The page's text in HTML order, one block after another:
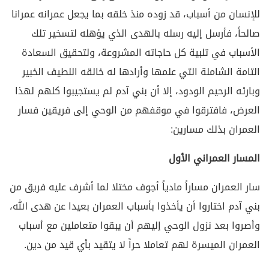
للإنسان من أسباب، قد زوده منذ خلقه بما يجعل عمرانه عمرانا
صالحاً، فأرسل إليه رسله بالهدى الذي يؤهله لتسخير تلك
الأسباب في تلبية كل حاجاته المشروعة، ولتحقيق السعادة
التامة الشاملة التي علمها وأرادها له خالقه اللطيف الخبير
وبارئه الرحيم الودود، إلا أن بني آدم لم يستجيبوا كلهم لهذا
العرض، فافترقوا في موقفهم من الوحي إلى فريقين فسار
العمران بذلك مسارين:
المسار العمراني الأول
سار العمران مساراً مادياً أجوف مختلا لما أشرف عليه فريق من
بني آدم اختاروا أن يأخذوا بأسباب العمران بعيدا عن هدى الله،
وأصروا بعد نزول الوحي إليهم أن يبقوا متعاملين مع أسباب
العمران الميسرة لهم تعاملا حراً لا يتقيد بأي قيد من دين.